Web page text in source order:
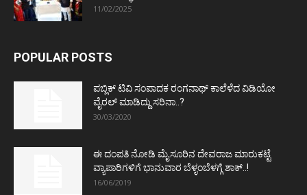
11/02/2025
POPULAR POSTS
ಪಬ್ಲಿಕ್ ಟಿವಿ ಸಂಪಾದಕ ರಂಗನಾಥ್ ಕಾಲೆಳೆದ ವಿಡಿಯೋ
ವೈರಲ್ ಮಾಡಿದ್ದು ಸರಿನಾ..?
30/03/2020
ಈ ದಂಪತಿ ನೋಡಿ ಮೈಸೂರಿನ ದೇವರಾಜ ಮಾರುಕಟ್ಟೆ
ವ್ಯಾಪಾರಿಗಳಿಗೆ ಭಾನುವಾರ ಬೆಳ್ಳಂಬೆಳಗ್ಗೆ ಶಾಕ್..!
16/06/2019